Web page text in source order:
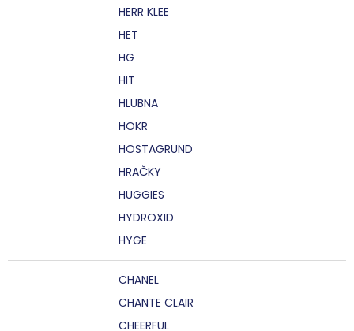
HERR KLEE
HET
HG
HIT
HLUBNA
HOKR
HOSTAGRUND
HRAČKY
HUGGIES
HYDROXID
HYGE
CHANEL
CHANTE CLAIR
CHEERFUL